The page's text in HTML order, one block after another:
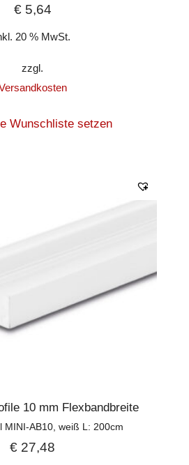
€5,64
20 % MwSt.
zzgl.
Wunschliste setzen
10 mm Flexbandbreite
MINI-AB10, weiß L: 200cm
€ 27,48